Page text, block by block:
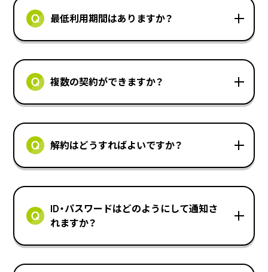
最低利用期間はありますか？
複数の契約ができますか？
解約はどうすればよいですか？
ID・パスワードはどのようにして通知さ
れますか？